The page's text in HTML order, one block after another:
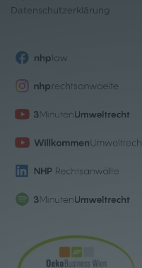
Datenschutzerklärung